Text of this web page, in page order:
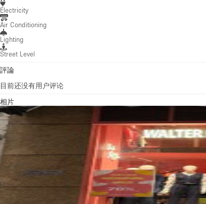
Electricity
Air Conditioning
Lighting
Street Level
評論
目前还没有用户评论
相片